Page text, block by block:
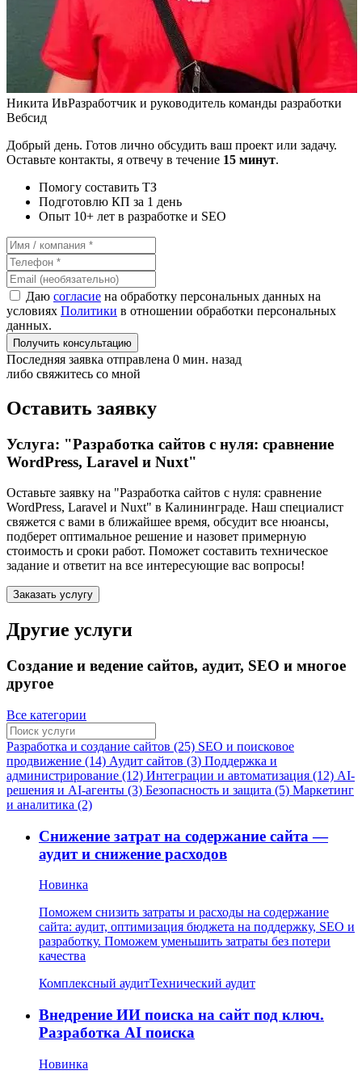
Никита ИвРазработчик и руководитель команды разработки
Вебсид
Добрый день. Готов лично обсудить ваш проект или задачу.
Оставьте контакты, я отвечу в течение 15 минут.
Помогу составить ТЗ
Подготовлю КП за 1 день
Опыт 10+ лет в разработке и SEO
Даю согласие на обработку персональных данных на
условиях Политики в отношении обработки персональных
данных.
Получить консультацию
Последняя заявка отправлена 0 мин. назад
либо свяжитесь со мной
Оставить заявку
Услуга: "Разработка сайтов с нуля: сравнение
WordPress, Laravel и Nuxt"
Оставьте заявку на "Разработка сайтов с нуля: сравнение
WordPress, Laravel и Nuxt" в Калининграде. Наш специалист
свяжется с вами в ближайшее время, обсудит все нюансы,
подберет оптимальное решение и назовет примерную
стоимость и сроки работ. Поможет составить техническое
задание и ответит на все интересующие вас вопросы!
Заказать услугу
Другие услуги
Создание и ведение сайтов, аудит, SEO и многое
другое
Все категории
Разработка и создание сайтов (25) SEO и поисковое
продвижение (14) Аудит сайтов (3) Поддержка и
администрирование (12) Интеграции и автоматизация (12) AI-
решения и AI-агенты (3) Безопасность и защита (5) Маркетинг
и аналитика (2)
Снижение затрат на содержание сайта —
аудит и снижение расходов
Новинка
Поможем снизить затраты и расходы на содержание
сайта: аудит, оптимизация бюджета на поддержку, SEO и
разработку. Поможем уменьшить затраты без потери
качества
Комплексный аудитТехнический аудит
Внедрение ИИ поиска на сайт под ключ.
Разработка AI поиска
Новинка